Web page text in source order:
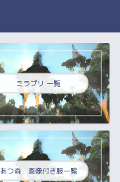
ミラプリ 一覧
あつ森 画像付き服一覧